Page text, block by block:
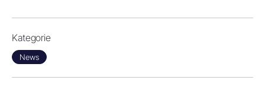
Kategorie
News